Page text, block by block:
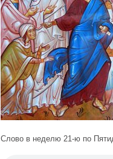
Слово в неделю 21-ю по